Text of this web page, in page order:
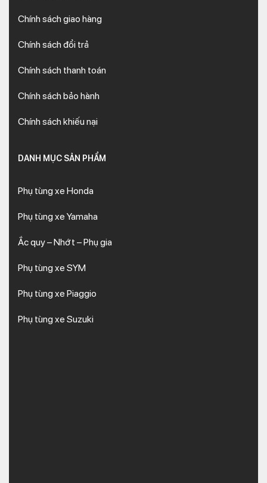
Chính sách giao hàng
Chính sách đổi trả
Chính sách thanh toán
Chính sách bảo hành
Chính sách khiếu nại
DANH MỤC SẢN PHẨM
Phụ tùng xe Honda
Phụ tùng xe Yamaha
Ắc quy – Nhớt – Phụ gia
Phụ tùng xe SYM
Phụ tùng xe Piaggio
Phụ tùng xe Suzuki